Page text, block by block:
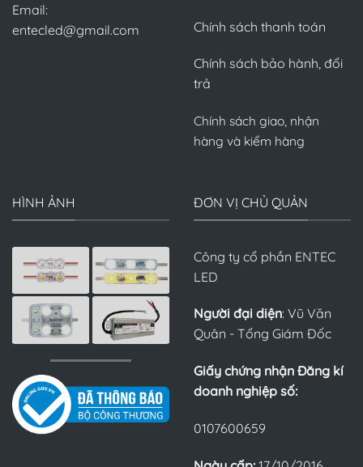
Email:
entecled@gmail.com
Chính sách thanh toán
Chính sách bảo hành, đổi
trả
Chính sách giao, nhận
hàng và kiểm hàng
HÌNH ẢNH ĐƠN VỊ CHỦ QUẢN
Công ty cổ phần ENTEC
LED
Người đại diện: Vũ Văn
Quân - Tổng Giám Đốc
Giấy chứng nhận Đăng kí
doanh nghiệp số:
0107600659